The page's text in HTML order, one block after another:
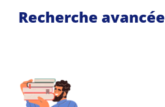
des
Recherche avancée